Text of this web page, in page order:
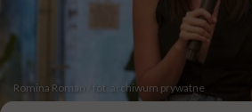
Romina Roman / fot. archiwum prywatne